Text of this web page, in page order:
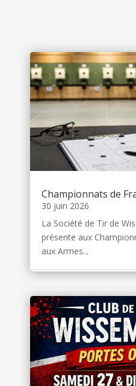
Championnats de
30 juin 2026
La Société de Tir de
présente aux
aux Armes...